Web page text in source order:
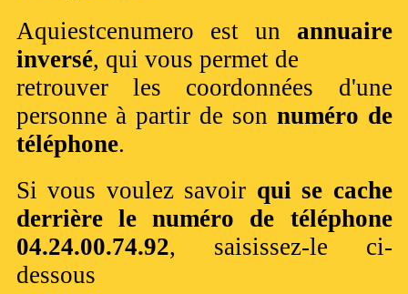
Aquiestcenumero est un annuaire
inversé, qui vous permet de
retrouver les coordonnées d'une
personne à partir de son numéro de
téléphone.
Si vous voulez savoir qui se cache
derrière le numéro de téléphone
04.24.00.74.92, saisissez-le ci-
dessous